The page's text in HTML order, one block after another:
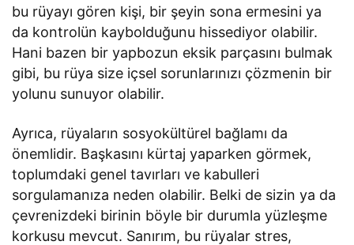
bu rüyayı gören kişi, bir şeyin sona ermesini ya
da kontrolün kaybolduğunu hissediyor olabilir.
Hani bazen bir yapbozun eksik parçasını bulmak
gibi, bu rüya size içsel sorunlarınızı çözmenin bir
yolunu sunuyor olabilir.
Ayrıca, rüyaların sosyokültürel bağlamı da
önemlidir. Başkasını kürtaj yaparken görmek,
toplumdaki genel tavırları ve kabulleri
sorgulamanıza neden olabilir. Belki de sizin ya da
çevrenizdeki birinin böyle bir durumla yüzleşme
korkusu mevcut. Sanırım, bu rüyalar stres,